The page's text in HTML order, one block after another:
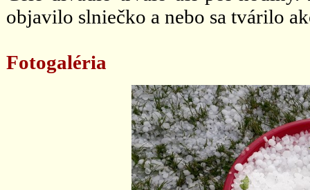
objavilo slniečko a nebo sa tvárilo
Fotogaléria